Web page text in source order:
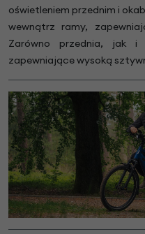
oświetleniem przednim i
wewnątrz ramy,
Zarówno przednia, jak
zapewniające wysoką